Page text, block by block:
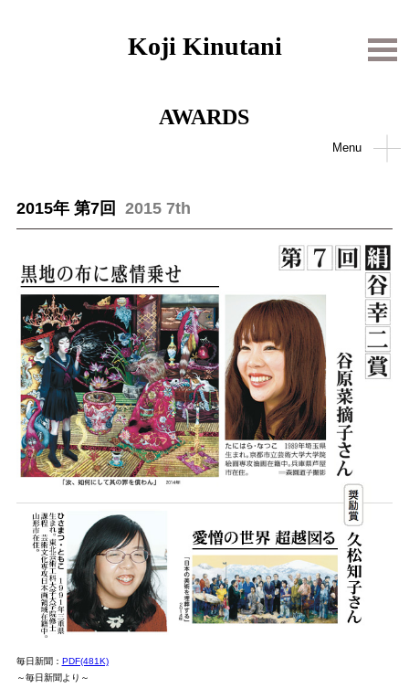
Koji Kinutani
AWARDS
Menu
2015年 第7回 2015 7th
毎日新聞： PDF(481K)
～毎日新聞より～